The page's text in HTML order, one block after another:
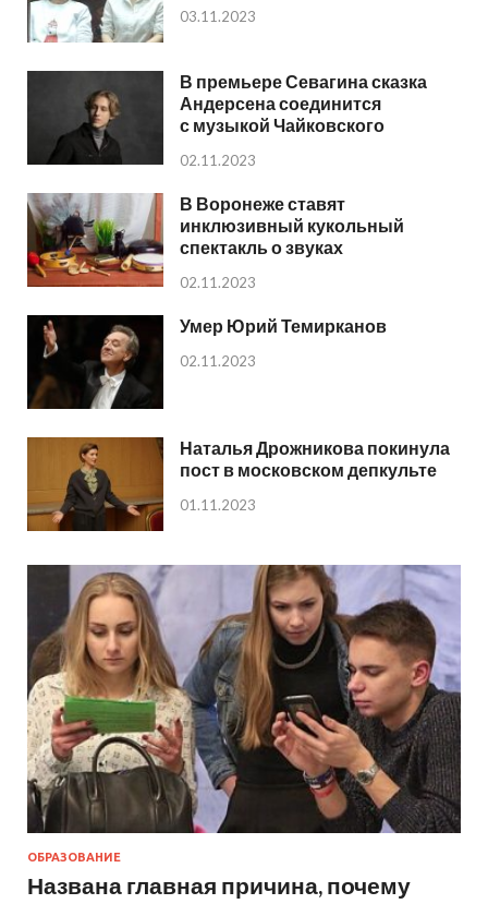
03.11.2023
В премьере Севагина сказка
Андерсена соединится
с музыкой Чайковского
02.11.2023
В Воронеже ставят
инклюзивный кукольный
спектакль о звуках
02.11.2023
Умер Юрий Темирканов
02.11.2023
Наталья Дрожникова покинула
пост в московском депкульте
01.11.2023
ОБРАЗОВАНИЕ
Названа главная причина, почему